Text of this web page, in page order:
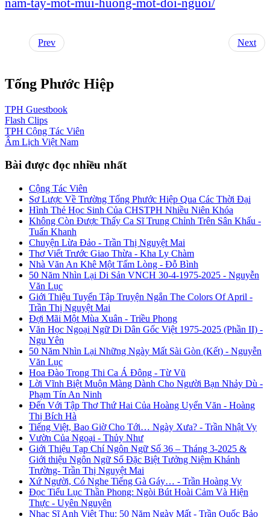
nam-tay-mot-mui-huong-mot-doi-nguoi/
Prev Next
Tống Phước Hiệp
TPH Guestbook
Flash Clips
TPH Cộng Tác Viên
Âm Lịch Việt Nam
Bài được đọc nhiều nhất
Cộng Tác Viên
Sơ Lược Về Trường Tống Phước Hiệp Qua Các Thời Đại
Hình Thẻ Học Sinh Của CHSTPH Nhiều Niên Khóa
Không Còn Được Thấy Ca Sĩ Trung Chỉnh Trên Sân Khấu -
Tuấn Khanh
Chuyện Lừa Đảo - Trần Thị Nguyệt Mai
Thơ Viết Trước Giao Thừa - Kha Ly Chàm
Nhà Văn An Khê Một Tấm Lòng - Đỗ Bình
50 Năm Nhìn Lại Di Sản VNCH 30-4-1975-2025 - Nguyễn
Văn Lục
Giới Thiệu Tuyển Tập Truyện Ngắn The Colors Of April -
Trần Thị Nguyệt Mai
Đợi Mãi Một Mùa Xuân - Triều Phong
Văn Học Ngoại Ngữ Di Dân Gốc Việt 1975-2025 (Phần II) -
Ngu Yên
50 Năm Nhìn Lại Những Ngày Mất Sài Gòn (Kết) - Nguyễn
Văn Lục
Hoa Đào Trong Thi Ca Á Đông - Từ Vũ
Lời Vĩnh Biệt Muộn Màng Dành Cho Người Bạn Nhảy Dù -
Phạm Tín An Ninh
Đến Với Tập Thơ Thứ Hai Của Hoàng Uyển Văn - Hoàng
Thị Bích Hà
Tiếng Việt, Bao Giờ Cho Tới… Ngày Xưa? - Trần Nhật Vy
Vườn Của Ngoại - Thủy Như
Giới Thiệu Tạp Chí Ngôn Ngữ Số 36 – Tháng 3-2025 &
Giới thiệu Ngôn Ngữ Số Đặc Biệt Tưởng Niệm Khánh
Trường- Trần Thị Nguyệt Mai
Xứ Người, Có Nghe Tiếng Gà Gáy… - Trần Hoàng Vy
Đọc Tiểu Lục Thần Phong: Ngòi Bút Hoài Cảm Và Hiện
Thực - Uyên Nguyên
Nhạc Sĩ Anh Việt Thu: 50 Năm Ngày Mất - Trần Quốc Bảo